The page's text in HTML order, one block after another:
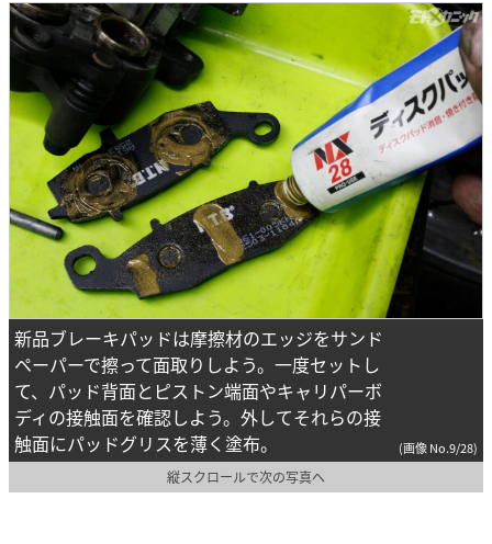
新品ブレーキパッドは摩擦材のエッジをサンド
ペーパーで擦って面取りしよう。一度セットし
て、パッド背面とピストン端面やキャリパーボ
ディの接触面を確認しよう。外してそれらの接
触面にパッドグリスを薄く塗布。
(画像 No.9/28)
縦スクロールで次の写真へ